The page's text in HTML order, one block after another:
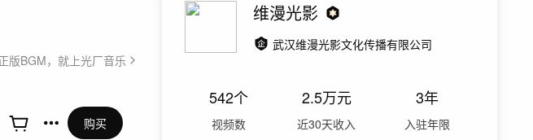
版BGM，就上光厂音乐
购买
维漫光影
武汉维漫光影文化传播有限公司
542个
视频数
2.5万元
近30天收入
3年
入驻年限